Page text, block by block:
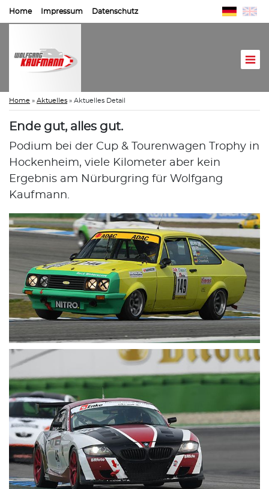
Home Impressum Datenschutz
Home » Aktuelles » Aktuelles Detail
Ende gut, alles gut.
Podium bei der Cup & Tourenwagen Trophy in
Hockenheim, viele Kilometer aber kein
Ergebnis am Nürburgring für Wolfgang
Kaufmann.